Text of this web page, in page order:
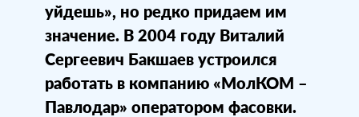
уйдешь», но редко придаем им
значение. В 2004 году Виталий
Сергеевич Бакшаев устроился
работать в компанию «МолКОМ –
Павлодар» оператором фасовки.